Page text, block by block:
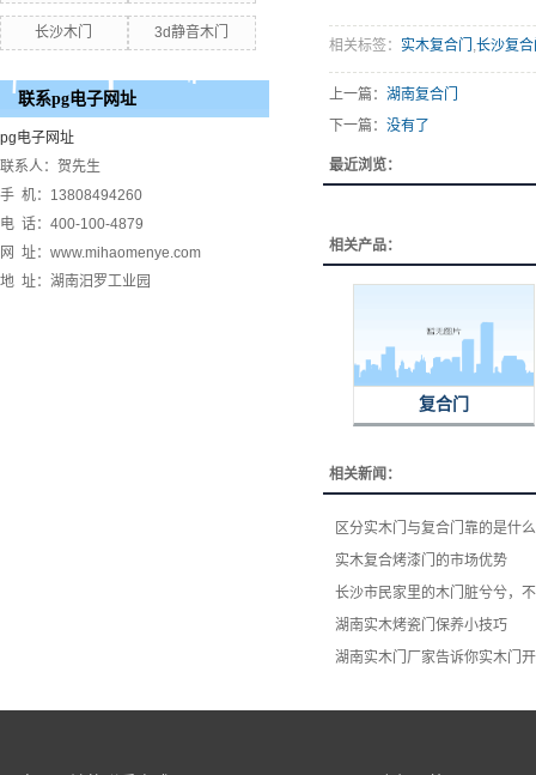
长沙木门 3d静音木门
联系pg电子网址
pg电子网址
联系人：贺先生
手 机：13808494260
电 话：400-100-4879
网 址：www.mihaomenye.com
地 址：湖南汨罗工业园
相关标签： 实木复合门 ,长沙复
上一篇： 湖南复合门
下一篇： 没有了
最近浏览：
相关产品：
复合门
相关新闻：
区分实木门与复合门靠的是什么
实木复合烤漆门的市场优势
长沙市民家里的木门脏兮兮，
湖南实木烤瓷门保养小技巧
湖南实木门厂家告诉你实木门